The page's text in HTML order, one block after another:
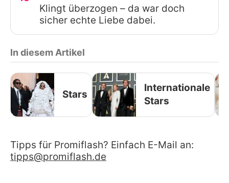
Klingt überzogen – da war doch
sicher echte Liebe dabei.
In diesem Artikel
Stars
Internationale
Stars
Tipps für Promiflash? Einfach E-Mail an:
tipps@promiflash.de